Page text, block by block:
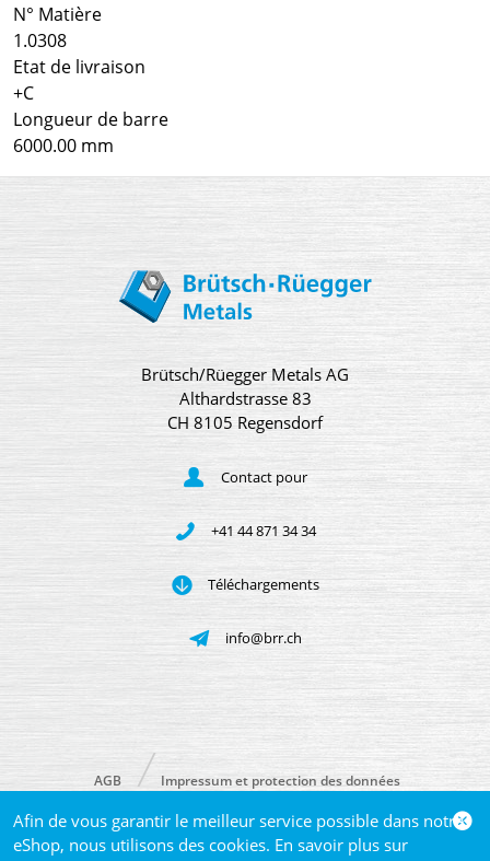
Afin de vous garantir le meilleur service possible dans notre
eShop, nous utilisons des cookies. En savoir plus sur
N° Matière
1.0308
Etat de livraison
+C
Longueur de barre
6000.00 mm
Brütsch/Rüegger Metals AG
Althardstrasse 83
CH 8105 Regensdorf
Contact pour
+41 44 871 34 34
Téléchargements
info@brr.ch
© 2026 Brütsch/Rüegger Metals AG
AGB Impressum et protection des données